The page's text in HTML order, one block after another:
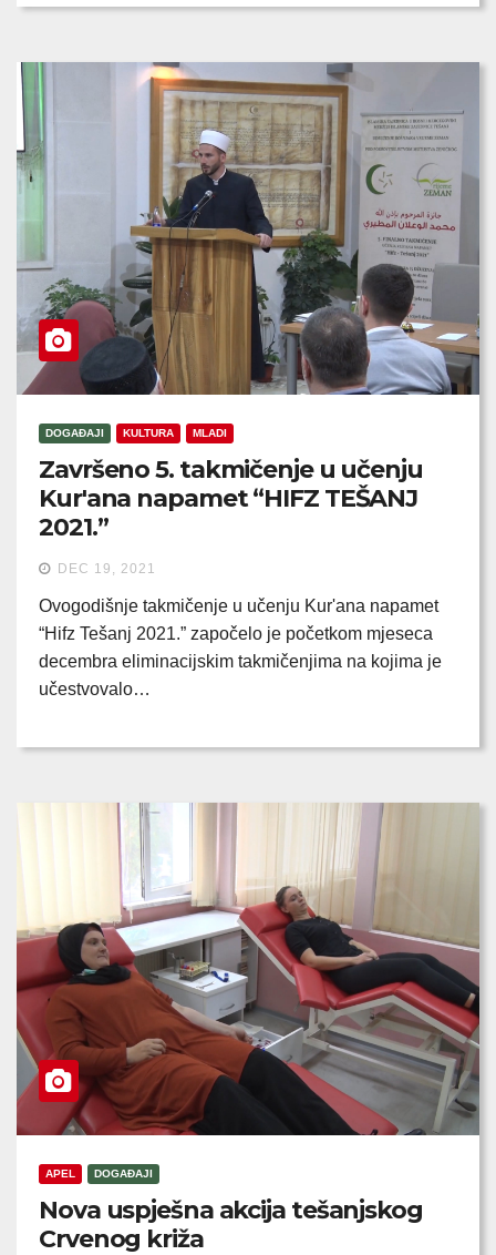
DOGAĐAJI KULTURA MLADI
Završeno 5. takmičenje u učenju
Kur'ana napamet “HIFZ TEŠANJ
2021.”
DEC 19, 2021
Ovogodišnje takmičenje u učenju Kur'ana napamet
“Hifz Tešanj 2021.” započelo je početkom mjeseca
decembra eliminacijskim takmičenjima na kojima je
učestvovalo…
APEL DOGAĐAJI
Nova uspješna akcija tešanjskog
Crvenog križa